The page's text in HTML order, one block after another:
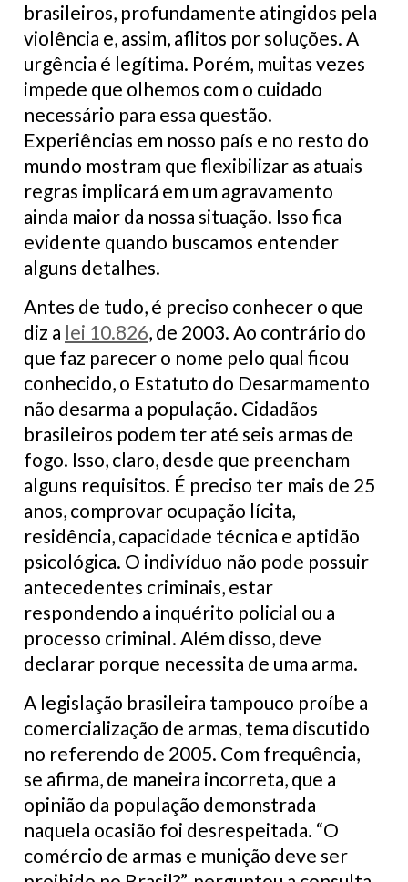
brasileiros, profundamente atingidos pela
violência e, assim, aflitos por soluções. A
urgência é legítima. Porém, muitas vezes
impede que olhemos com o cuidado
necessário para essa questão.
Experiências em nosso país e no resto do
mundo mostram que flexibilizar as atuais
regras implicará em um agravamento
ainda maior da nossa situação. Isso fica
evidente quando buscamos entender
alguns detalhes.
Antes de tudo, é preciso conhecer o que
diz a lei 10.826, de 2003. Ao contrário do
que faz parecer o nome pelo qual ficou
conhecido, o Estatuto do Desarmamento
não desarma a população. Cidadãos
brasileiros podem ter até seis armas de
fogo. Isso, claro, desde que preencham
alguns requisitos. É preciso ter mais de 25
anos, comprovar ocupação lícita,
residência, capacidade técnica e aptidão
psicológica. O indivíduo não pode possuir
antecedentes criminais, estar
respondendo a inquérito policial ou a
processo criminal. Além disso, deve
declarar porque necessita de uma arma.
A legislação brasileira tampouco proíbe a
comercialização de armas, tema discutido
no referendo de 2005. Com frequência,
se afirma, de maneira incorreta, que a
opinião da população demonstrada
naquela ocasião foi desrespeitada. “O
comércio de armas e munição deve ser